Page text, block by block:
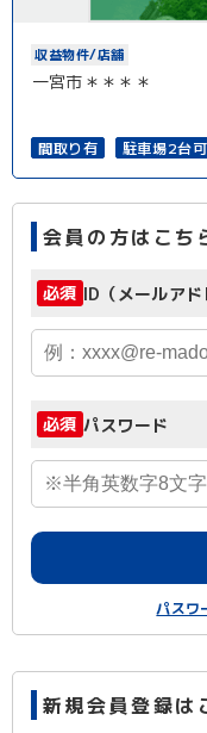
収益物件/店舗
一宮市＊＊＊＊
間取り有 駐車場2台可
会員の方はこち
必須 ID（メールアド
必須 パスワード
パスワ
新規会員登録は